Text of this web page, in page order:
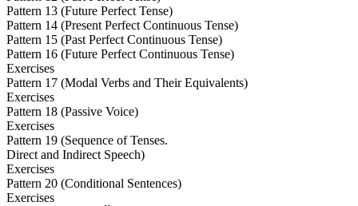
Pattern 13 (Future Perfect Tense)
Pattern 14 (Present Perfect Continuous Tense)
Pattern 15 (Past Perfect Continuous Tense)
Pattern 16 (Future Perfect Continuous Tense)
Exercises
Pattern 17 (Modal Verbs and Their Equivalents)
Exercises
Pattern 18 (Passive Voice)
Exercises
Pattern 19 (Sequence of Tenses.
Direct and Indirect Speech)
Exercises
Pattern 20 (Conditional Sentences)
Exercises